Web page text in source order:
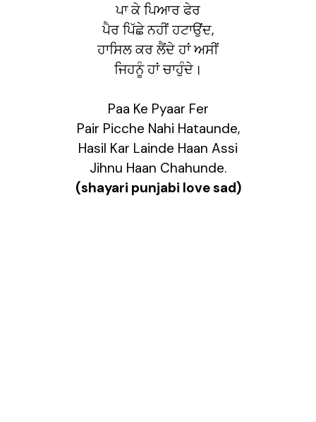
ਪਾ ਕੇ ਪਿਆਰ ਫੇਰ
ਪੈਰ ਪਿੱਛੇ ਨਹੀਂ ਹਟਾਉਂਦ,
ਹਾਸਿਲ ਕਰ ਲੈਂਦੇ ਹਾਂ ਅਸੀਂ
ਜਿਹਨੂੰ ਹਾਂ ਚਾਹੁੰਦੇ।
Paa Ke Pyaar Fer
Pair Picche Nahi Hataunde,
Hasil Kar Lainde Haan Assi
Jihnu Haan Chahunde.
(shayari punjabi love sad)